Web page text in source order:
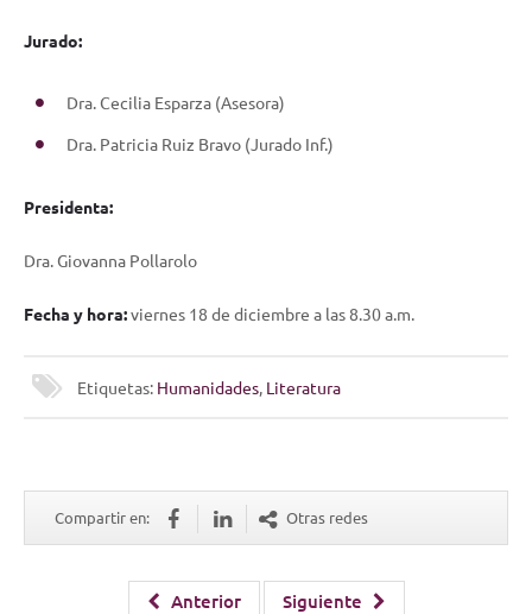
Jurado:
Dra. Cecilia Esparza (Asesora)
Dra. Patricia Ruiz Bravo (Jurado Inf.)
Presidenta:
Dra. Giovanna Pollarolo
Fecha y hora:viernes 18 de diciembre a las 8.30 a.m.
Etiquetas: Humanidades, Literatura
Compartir en: Otras redes
Anterior Siguiente